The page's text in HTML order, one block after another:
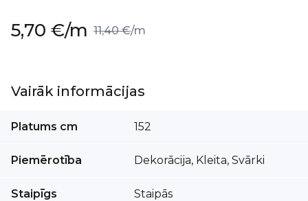
11,40 €/m
Īpaša
cena
5,70 €/m
Vairāk informācijas
informācijas
Platums cm 152
Piemērotība Dekorācija, Kleita, Svārki
Staipīgs Staipās